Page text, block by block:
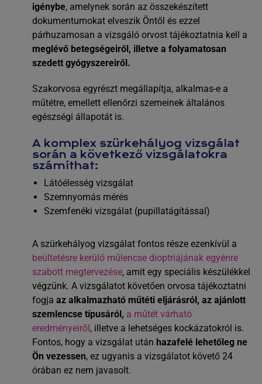
igénybe, amelynek során az összekészített
dokumentumokat elveszik Öntől és ezzel
párhuzamosan a vizsgáló orvost tájékoztatnia kell a
meglévő betegségeiről, illetve a folyamatosan
szedett gyógyszereiről.
Szakorvosa egyrészt megállapítja, alkalmas-e a
műtétre, emellett ellenőrzi szemeinek általános
egészségi állapotát is.
A komplex szürkehályog vizsgálat
során a következő vizsgálatokra
számíthat:
Látóélesség vizsgálat
Szemnyomás mérés
Szemfenéki vizsgálat (pupillatágítással)
A szürkehályog vizsgálat fontos része ezenkívül a
beültetésre kerülő műlencse dioptriájának egyénre
szabott megtervezése, amit egy speciális készülékkel
végzünk. A vizsgálatot követően orvosa tájékoztatni
fogja az alkalmazható műtéti eljárásról, az ajánlott
szemlencse típusáról, a műtét várható
eredményeiről, illetve a lehetséges kockázatokról is.
Fontos, hogy a vizsgálat után hazafelé lehetőleg ne
Ön vezessen, ez ugyanis a vizsgálatot követő 24
órában ez nem javasolt.